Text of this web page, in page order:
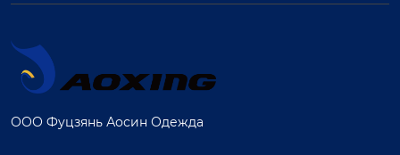
ООО Фуцзянь Аосин Одежда